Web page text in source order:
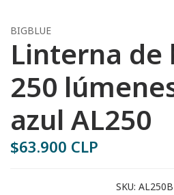
BIGBLUE
Linterna de
250
azul AL250
$63.900 CLP
SKU: